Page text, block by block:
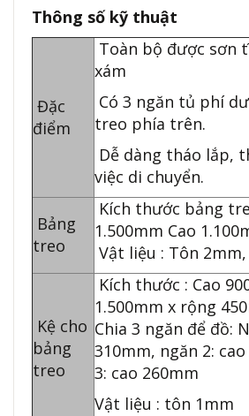
Thông số kỹ thuật
Đặc
điểm
Toàn bộ được sơn
xám
Có 3 ngăn tủ phí
treo phía trên.
Dễ dàng tháo lắp,
việc di chuyển.
Bảng
treo
Kích thước bảng
1.500mm Cao
Vật liệu : Tôn
Kệ cho
bảng
treo
Kích thước : Cao
1.500mm x rộng
Chia 3 ngăn để đồ:
310mm, ngăn 2:
3: cao 260mm
Vật liệu : tôn 1mm